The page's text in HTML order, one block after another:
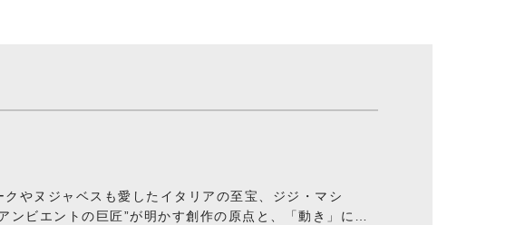
クやヌジャベスも愛したイタリアの至宝、ジジ・マシ
ンビエントの巨匠”が明かす創作の原点と、「動き」に満